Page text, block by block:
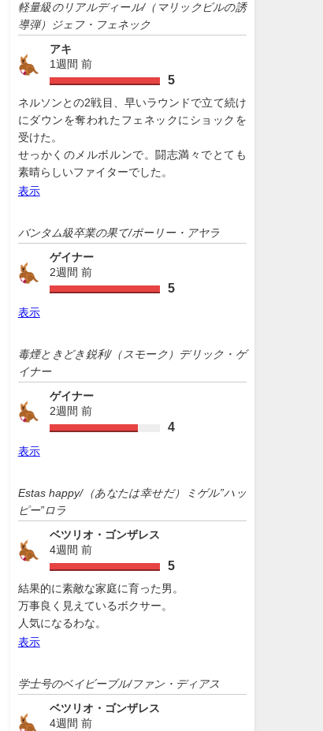
軽量級のリアルディール/（マリックビルの誘
導弾）ジェフ・フェネック
アキ
1週間 前
5
ネルソンとの2戦目、早いラウンドで立て続け
にダウンを奪われたフェネックにショックを
受けた。
せっかくのメルボルンで。闘志満々でとても
素晴らしいファイターでした。
表示
バンタム級卒業の果て/ポーリー・アヤラ
ゲイナー
2週間 前
5
表示
毒煙ときどき鋭利/（スモーク）デリック・ゲ
イナー
ゲイナー
2週間 前
4
表示
Estas happy/（あなたは幸せだ）ミゲル”ハッ
ピー”ロラ
ベツリオ・ゴンザレス
4週間 前
5
結果的に素敵な家庭に育った男。
万事良く見えているボクサー。
人気になるわな。
表示
学士号のベイビーブル/ファン・ディアス
ベツリオ・ゴンザレス
4週間 前